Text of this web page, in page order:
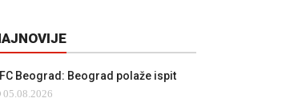
Beograd: Beograd polaže ispit
05.08.2026